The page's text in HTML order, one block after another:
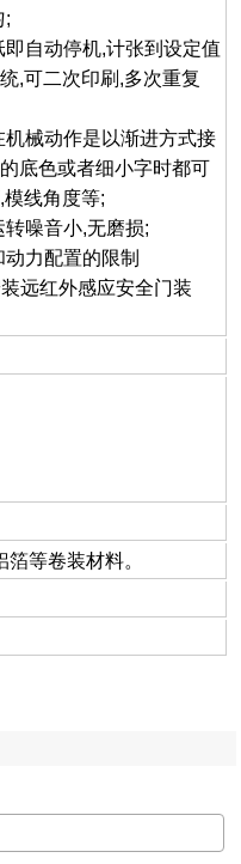
;
自动停机,计张到设定值
,可二次印刷,多次重复
械动作是以渐进方式接
底色或者细小字时都可
线角度等;
噪音小,无磨损;
力配置的限制
远红外感应安全门装
等卷装材料。